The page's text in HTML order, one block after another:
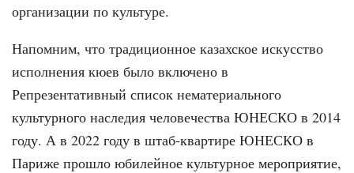
организации по культуре.
Напомним, что традиционное казахское искусство
исполнения кюев было включено в
Репрезентативный список нематериального
культурного наследия человечества ЮНЕСКО в 2014
году. А в 2022 году в штаб-квартире ЮНЕСКО в
Париже прошло юбилейное культурное мероприятие,